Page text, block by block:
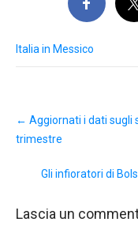
Italia in Messico
navigation
← Aggiornati i dati sugli
trimestre
Gli infioratori di
Lascia un